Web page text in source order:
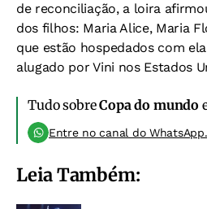
de reconciliação, a loira
dos filhos: Maria Alice, Maria
que estão hospedados com
alugado por Vini nos Estados
Tudo sobreCopa do mundo
Entre no canal do WhatsApp.
Leia Também: